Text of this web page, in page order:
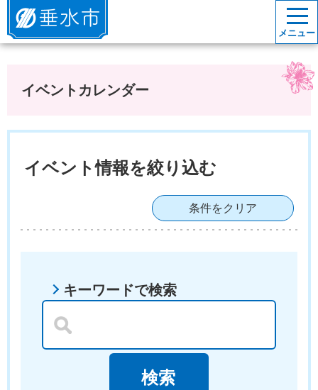
垂水市
メニュー
イベントカレンダー
イベント情報を絞り込む
条件をクリア
キーワードで検索